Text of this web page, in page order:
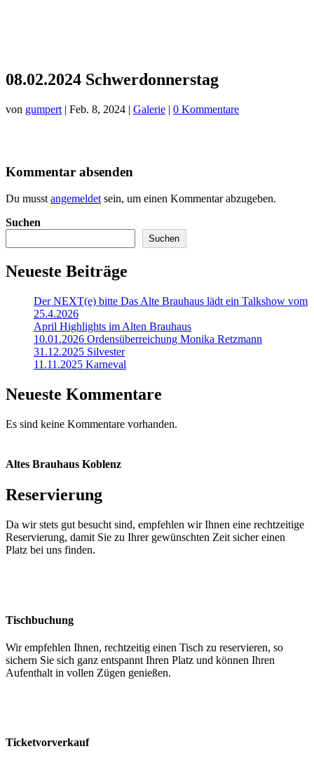
08.02.2024 Schwerdonnerstag
von gumpert | Feb. 8, 2024 | Galerie | 0 Kommentare
Kommentar absenden
Du musst angemeldet sein, um einen Kommentar abzugeben.
Suchen
Suchen
Neueste Beiträge
Der NEXT(e) bitte Das Alte Brauhaus lädt ein Talkshow vom
25.4.2026
April Highlights im Alten Brauhaus
10.01.2026 Ordensüberreichung Monika Retzmann
31.12.2025 Silvester
11.11.2025 Karneval
Neueste Kommentare
Es sind keine Kommentare vorhanden.
Altes Brauhaus Koblenz
Reservierung
Da wir stets gut besucht sind, empfehlen wir Ihnen eine rechtzeitige
Reservierung, damit Sie zu Ihrer gewünschten Zeit sicher einen
Platz bei uns finden.
Tischbuchung
Wir empfehlen Ihnen, rechtzeitig einen Tisch zu reservieren, so
sichern Sie sich ganz entspannt Ihren Platz und können Ihren
Aufenthalt in vollen Zügen genießen.
Ticketvorverkauf